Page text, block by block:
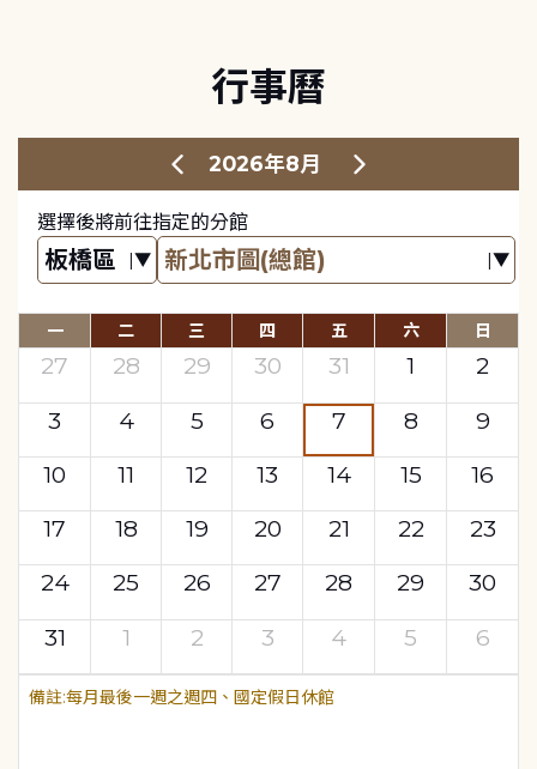
行事曆
2026年8月
選擇後將前往指定的分館
一 二 三 四 五 六 日
27 28 29 30 31 1
2
3
4 5 6 7 8
9
10
11 12 13 14 15
16
17
18 19 20 21 22
23
24
25 26 27 28 29
30
31
1 2 3 4 5 6
每月最後一週之週四、國定假日休館